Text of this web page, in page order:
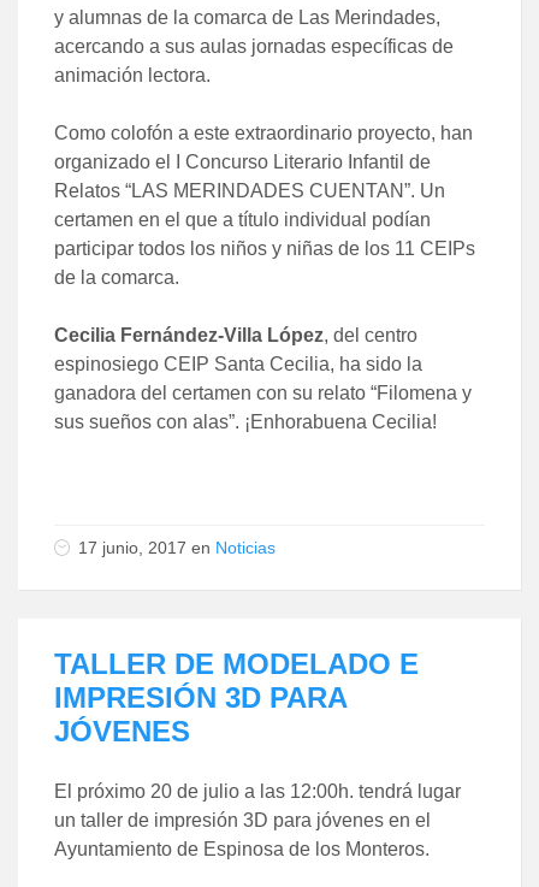
y alumnas de la comarca de Las Merindades,
acercando a sus aulas jornadas específicas de
animación lectora.
Como colofón a este extraordinario proyecto, han
organizado el I Concurso Literario Infantil de
Relatos “LAS MERINDADES CUENTAN”. Un
certamen en el que a título individual podían
participar todos los niños y niñas de los 11 CEIPs
de la comarca.
Cecilia Fernández-Villa López, del centro
espinosiego CEIP Santa Cecilia, ha sido la
ganadora del certamen con su relato “Filomena y
sus sueños con alas”. ¡Enhorabuena Cecilia!
17 junio, 2017 en Noticias
TALLER DE MODELADO E
IMPRESIÓN 3D PARA
JÓVENES
El próximo 20 de julio a las 12:00h. tendrá lugar
un taller de impresión 3D para jóvenes en el
Ayuntamiento de Espinosa de los Monteros.